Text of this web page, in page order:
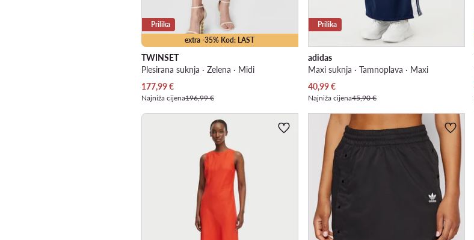
extra -35% Kod: LAST
Prilika
TWINSET
Plesirana suknja · Zelena · Midi
Trenutna cijena
177,99€
Najniža cijena196,99 €
Prilika
adidas
Maxi suknja · Tamnoplava · Maxi
Trenutna cijena
40,99€
Najniža cijena45,90 €